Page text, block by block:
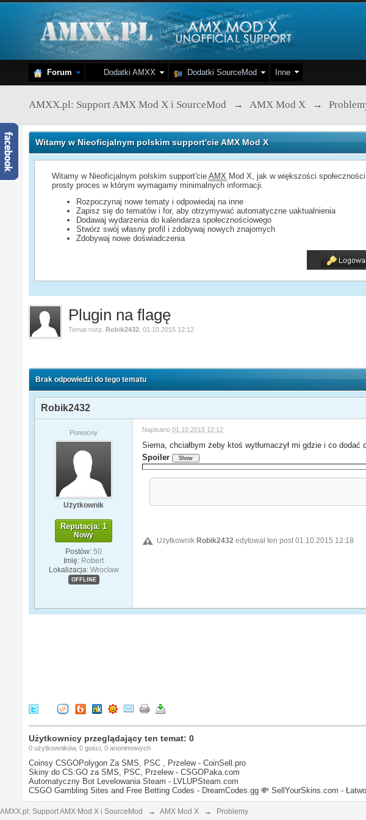
Forum Dodatki AMXX Dodatki SourceMod Inne
AMXX.pl: Support AMX Mod X i SourceMod → AMX Mod X →
Witamy w Nieoficjalnym polskim support'cie AMX Mod X
Witamy w Nieoficjalnym polskim support'cieAMX Mod X, jak w większości
prosty proces w którym wymagamy minimalnych informacji.
Rozpoczynaj nowe tematy i odpowiedaj na inne
Zapisz się do tematów i for, aby otrzymywać automatyczne uaktualnienia
Dodawaj wydarzenia do kalendarza społecznościowego
Stwórz swój własny profil i zdobywaj nowych znajomych
Zdobywaj nowe doświadczenia
Plugin na flagę
Temat rozp.Robik2432 ,01.10.2015 12:12
Brak odpowiedzi do tego tematu
Robik2432
Pomocny
Użytkownik
Reputacja: 1
Nowy
Postów: 50
Imię: Robert
Lokalizacja: Wrocław
OFFLINE
Napisano01.10.2015 12:12
Siema, chciałbym żeby ktoś wytłumaczył mi gdzie i co
Spoiler
UżytkownikRobik2432 edytował ten post 01.10.2015 12:18
Użytkownicy przeglądający ten temat: 0
0 użytkowników, 0 gości, 0 anonimowych
Coinsy CSGOPolygon Za SMS, PSC , Przelew - CoinSell.pro
Skiny do CS:GO za SMS, PSC, Przelew - CSGOPaka.com
Automatyczny Bot Levelowania Steam - LVLUPSteam.com
CSGO Gambling Sites and Free Betting Codes - DreamCodes.gg 💸 SellYourSkins.com -
AMXX.pl: Support AMX Mod X i SourceMod → AMX Mod X → Problemy